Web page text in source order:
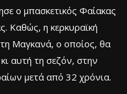
ο μπασκετικός Φαίακας
Καθώς, η κερκυραϊκή
Μαγκανά, ο οποίος, θα
αυτή τη σεζόν, στην
μετά από 32 χρόνια.